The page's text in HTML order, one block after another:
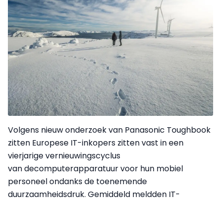
Volgens nieuw onderzoek van Panasonic Toughbook
zitten Europese IT-inkopers zitten vast in een
vierjarige vernieuwingscyclus
van decomputerapparatuur voor hun mobiel
personeel ondanks de toenemende
duurzaamheidsdruk. Gemiddeld meldden IT-